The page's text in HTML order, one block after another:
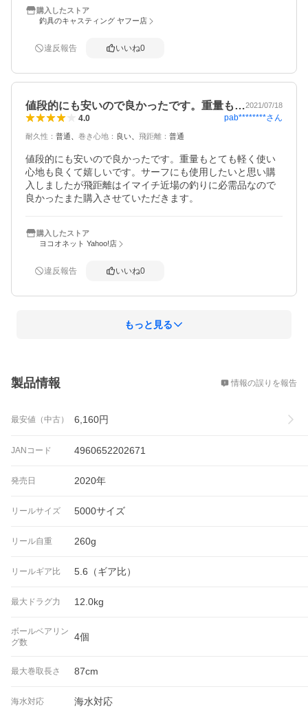
購入したストア
釣具のキャスティング ヤフー店
違反報告 いいね0
値段的にも安いので良かったです。重量も…2021/07/18
4.0 pab********さん
耐久性 ： 普通 巻き心地 ： 良い 飛距離 ： 普通
値段的にも安いので良かったです。重量もとても軽く使い
心地も良くて嬉しいです。サーフにも使用したいと思い購
入しましたが飛距離はイマイチ近場の釣りに必需品なので
良かったまた購入させていただきます。
購入したストア
ヨコオネット Yahoo!店
違反報告 いいね0
もっと見る
製品情報 情報の誤りを報告
最安値（中古） 6,160円
JANコード 4960652202671
発売日 2020年
リールサイズ 5000サイズ
リール自重 260g
リールギア比 5.6（ギア比）
最大ドラグ力 12.0kg
ボールベアリン
グ数
4個
最大巻取長さ 87cm
海水対応 海水対応